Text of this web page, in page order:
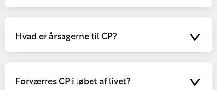
Hvad er årsagerne til CP?
Forværres CP i løbet af livet?